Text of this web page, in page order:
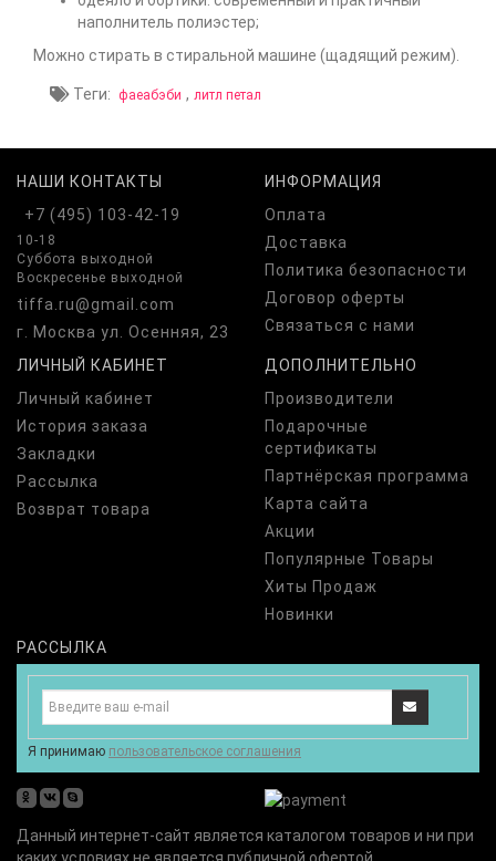
наполнитель полиэстер;
Можно стирать в стиральной машине (щадящий режим).
Теги: фаеабэби , литл петал
НАШИ КОНТАКТЫ
+7 (495) 103-42-19
10-18
Суббота выходной
Воскресенье выходной
tiffa.ru@gmail.com
г. Москва ул. Осенняя, 23
ИНФОРМАЦИЯ
Оплата
Доставка
Политика безопасности
Договор оферты
Связаться с нами
ЛИЧНЫЙ КАБИНЕТ
Личный кабинет
История заказа
Закладки
Рассылка
Возврат товара
ДОПОЛНИТЕЛЬНО
Производители
Подарочные
сертификаты
Партнёрская программа
Карта сайта
Акции
Популярные Товары
Хиты Продаж
Новинки
РАССЫЛКА
Я принимаю пользовательское соглашения
odnoklassniki
vk skype
Данный интернет-сайт является каталогом товаров и ни при